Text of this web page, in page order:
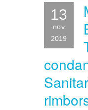
13
nov
2019